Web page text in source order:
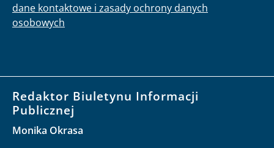
dane kontaktowe i zasady ochrony danych
osobowych
Redaktor Biuletynu Informacji
Publicznej
Monika Okrasa